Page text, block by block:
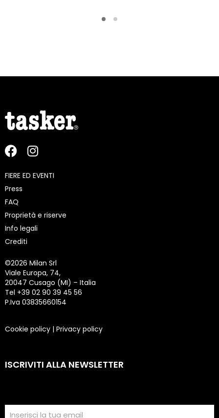
FIERE ED EVENTI
Press
FAQ
Proprietà e riserve
Info legali
Crediti
©2026 Milan Srl
Viale Europa, 74,
20047 Cusago (MI) – Italia
Tel +39 02 90 39 45 56
P.Iva 03835660154
Cookie policy | Privacy policy
ISCRIVITI ALLA NEWSLETTER